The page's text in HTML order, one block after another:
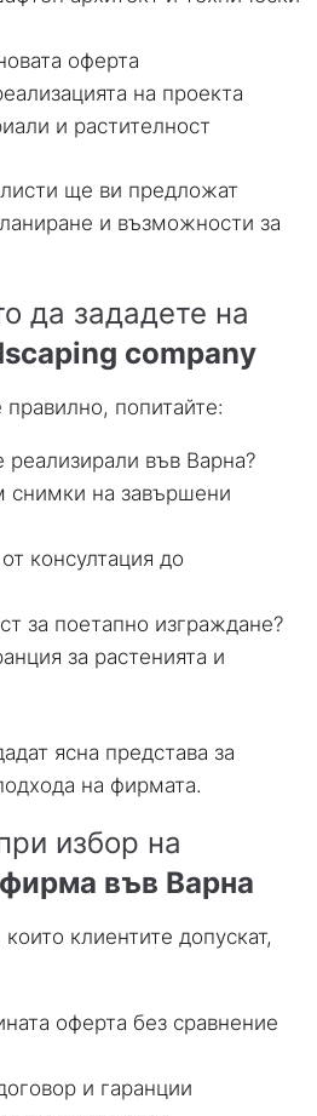
оферта
на проекта
и растителност
ще ви предложат
и възможности за
да зададете на
company
правилно, попитайте:
реализирали във Варна?
на завършени
консултация до
за поетапно изграждане?
за растенията и
ясна представа за
на фирмата.
избор на
във Варна
които клиентите допускат,
оферта без сравнение
и гаранции